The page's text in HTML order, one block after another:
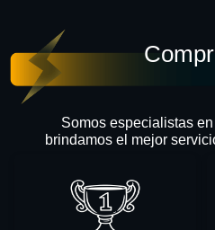
Somos especialistas
brindamos el mejor